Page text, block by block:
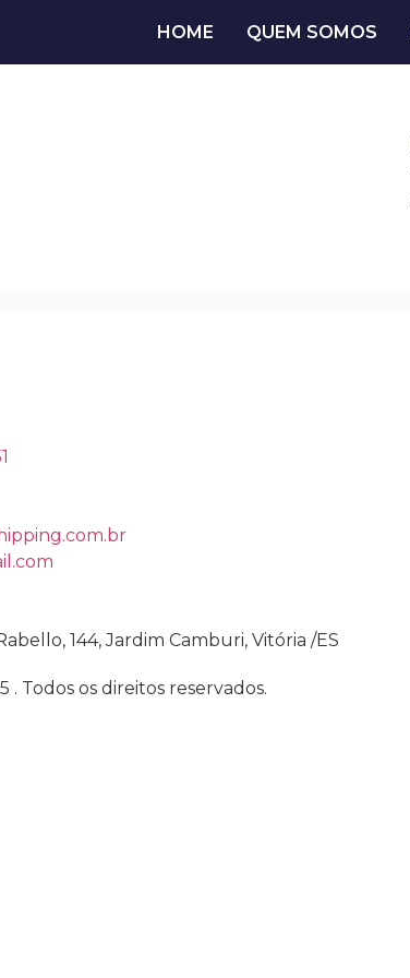
HOME QUEM SOMOS
144, Jardim Camburi, Vitória /ES
Todos os direitos reservados.